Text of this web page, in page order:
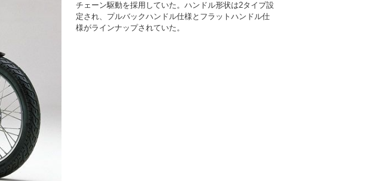
チェーン駆動を採用していた。ハンドル形状は2タイプ設
定され、プルバックハンドル仕様とフラットハンドル仕
様がラインナップされていた。